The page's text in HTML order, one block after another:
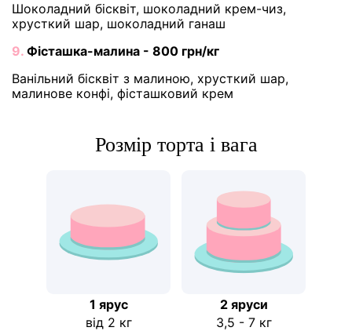
Шоколадний бісквіт, шоколадний крем-чиз,
хрусткий шар, шоколадний ганаш
9. Фісташка-малина - 800 грн/кг
Ванільний бісквіт з малиною, хрусткий шар,
малинове конфі, фісташковий крем
Розмір торта і вага
1 ярус
від 2 кг
2 яруси
3,5 - 7 кг